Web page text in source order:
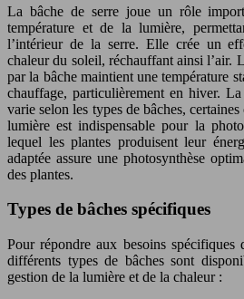
La bâche de serre joue un rôle
température et de la lumière,
l’intérieur de la serre. Elle crée un
chaleur du soleil, réchauffant ainsi l’air.
par la bâche maintient une température
chauffage, particulièrement en hiver.
varie selon les types de bâches,
lumière est indispensable pour la
lequel les plantes produisent leur
adaptée assure une photosynthèse
des plantes.
Types de bâches spécifiques
Pour répondre aux besoins spécifiques
différents types de bâches sont
gestion de la lumière et de la chaleur :